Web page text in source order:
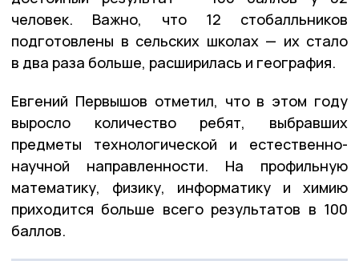
человек. Важно, что 12 стобалльников
подготовлены в сельских школах — их стало
в два раза больше, расширилась и география.
Евгений Первышов отметил, что в этом году
выросло количество ребят, выбравших
предметы технологической и естественно-
научной направленности. На профильную
математику, физику, информатику и химию
приходится больше всего результатов в 100
баллов.